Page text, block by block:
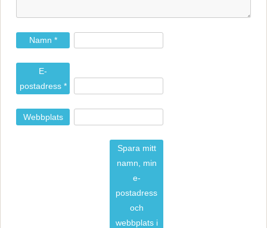
Namn *
E-
postadress *
Webbplats
Spara mitt
namn, min
e-
postadress
och
webbplats i